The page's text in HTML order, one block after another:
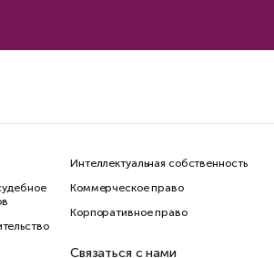
Интеллектуальная собственность
Коммерческое право
Корпоративное право
Связаться с нами